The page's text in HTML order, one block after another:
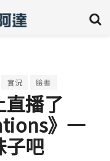
實況 臉書
直播了
》一
子吧